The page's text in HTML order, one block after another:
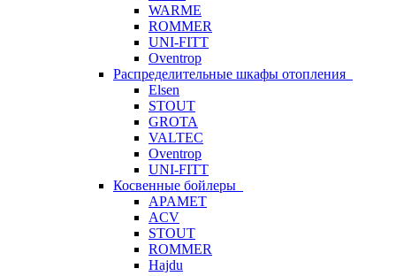
WARME
ROMMER
UNI-FITT
Oventrop
Распределительные шкафы отопления
Elsen
STOUT
GROTA
VALTEC
Oventrop
UNI-FITT
Косвенные бойлеры
APAMET
ACV
STOUT
ROMMER
Hajdu